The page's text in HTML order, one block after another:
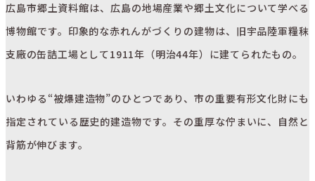
広島市郷土資料館は、広島の地場産業や郷土文化について学べる
博物館です。印象的な赤れんがづくりの建物は、旧宇品陸軍糧秣
支廠の缶詰工場として1911年（明治44年）に建てられたもの。
いわゆる“被爆建造物”のひとつであり、市の重要有形文化財にも
指定されている歴史的建造物です。その重厚な佇まいに、自然と
背筋が伸びます。